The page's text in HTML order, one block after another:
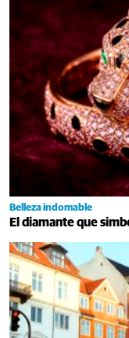
Belleza indomable
El diamante que